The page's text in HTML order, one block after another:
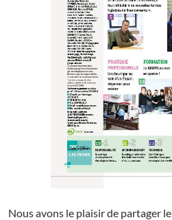
Nous avons le plaisir de partager